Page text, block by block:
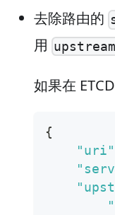
去除路由的
用
如果在
{
"uri"